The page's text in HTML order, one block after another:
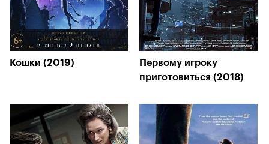
Кошки (2019)
Первому игроку
приготовиться (2018)